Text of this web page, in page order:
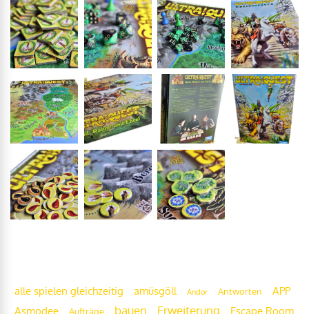
alle spielen gleichzeitig amüsgöll Andor Antworten
APP
Asmodee
Aufträge bauen Erweiterung Escape Room